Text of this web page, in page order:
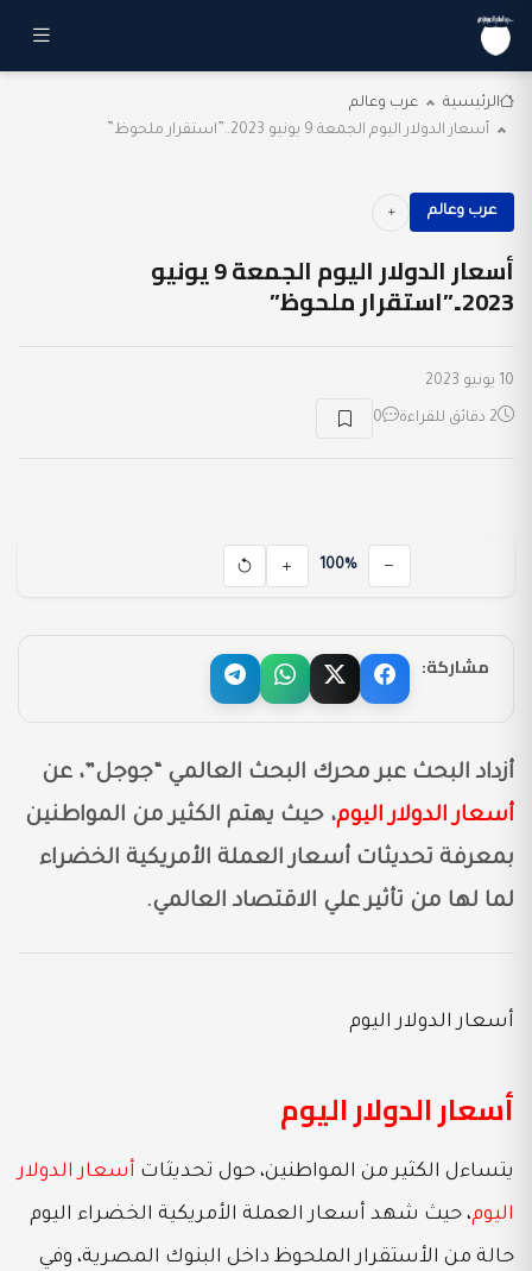
الرئيسية
عرب وعالم
أسعار الدولار اليوم الجمعة 9 يونيو 2023..”استقرار ملحوظ”
عرب وعالم
أسعار الدولار اليوم الجمعة 9 يونيو
2023..”استقرار ملحوظ”
10 يونيو 2023
2 دقائق للقراءة 0
100%
مشاركة:
أزداد البحث عبر محرك البحث العالمي “جوجل”، عن
أسعار الدولار اليوم، حيث يهتم الكثير من المواطنين
بمعرفة تحديثات أسعار العملة الأمريكية الخضراء
لما لها من تأثير علي الاقتصاد العالمي.
أسعار الدولار اليوم
أسعار الدولار اليوم
يتساءل الكثير من المواطنين، حول تحديثات أسعار الدولار
اليوم، حيث شهد أسعار العملة الأمريكية الخضراء اليوم
حالة من الأستقرار الملحوظ داخل البنوك المصرية، وفي